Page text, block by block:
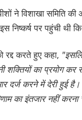
ने विशाखा समिति
निष्कर्ष पर पहुंची थी
करते हुए कहा,
शक्तियों का प्रयोग कर
करने में देरी हुई है।
का इंतजार नहीं करना